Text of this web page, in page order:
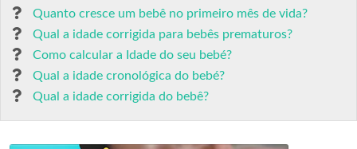
Quanto cresce um bebê no primeiro mês de vida?
Qual a idade corrigida para bebês prematuros?
Como calcular a Idade do seu bebé?
Qual a idade cronológica do bebé?
Qual a idade corrigida do bebê?